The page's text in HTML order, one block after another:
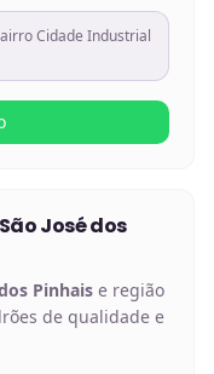
Cidade Industrial
São José dos
Pinhais e região
de qualidade e